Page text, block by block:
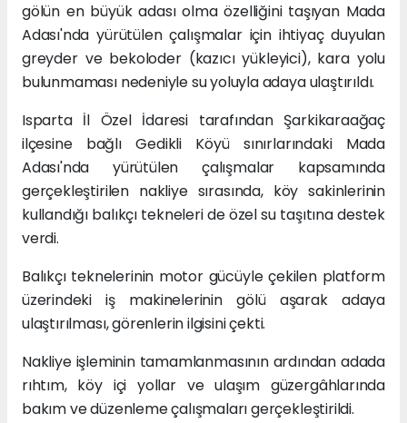
gölün en büyük adası olma özelliğini taşıyan Mada
Adası'nda yürütülen çalışmalar için ihtiyaç duyulan
greyder ve bekoloder (kazıcı yükleyici), kara yolu
bulunmaması nedeniyle su yoluyla adaya ulaştırıldı.
Isparta İl Özel İdaresi tarafından Şarkikaraağaç
ilçesine bağlı Gedikli Köyü sınırlarındaki Mada
Adası'nda yürütülen çalışmalar kapsamında
gerçekleştirilen nakliye sırasında, köy sakinlerinin
kullandığı balıkçı tekneleri de özel su taşıtına destek
verdi.
Balıkçı teknelerinin motor gücüyle çekilen platform
üzerindeki iş makinelerinin gölü aşarak adaya
ulaştırılması, görenlerin ilgisini çekti.
Nakliye işleminin tamamlanmasının ardından adada
rıhtım, köy içi yollar ve ulaşım güzergâhlarında
bakım ve düzenleme çalışmaları gerçekleştirildi.